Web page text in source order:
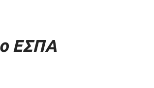
ΕΣΠΑ